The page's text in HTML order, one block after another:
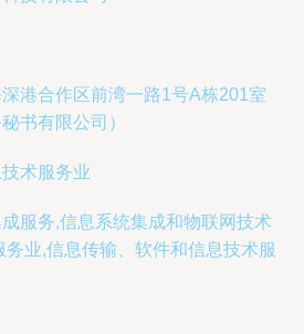
港合作区前湾一路1号A栋201室
书有限公司）
术服务业
服务,信息系统集成和物联网技术
务业,信息传输、软件和信息技术服